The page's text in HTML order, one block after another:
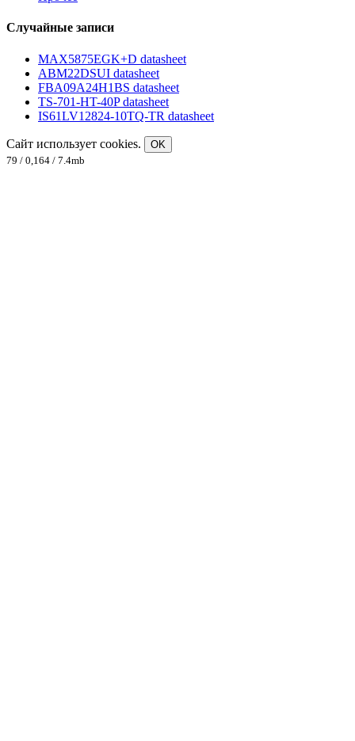
Случайные записи
MAX5875EGK+D datasheet
ABM22DSUI datasheet
FBA09A24H1BS datasheet
TS-701-HT-40P datasheet
IS61LV12824-10TQ-TR datasheet
Сайт использует cookies.
OK
79 / 0,164 / 7.4mb